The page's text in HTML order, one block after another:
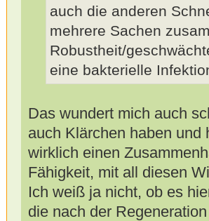
auch die anderen
mehrere Sachen
Robustheit/
eine bakterielle
Das wundert mich auch
auch Klärchen haben
wirklich einen
Fähigkeit, mit all diesen
Ich weiß ja nicht, ob es
die nach der